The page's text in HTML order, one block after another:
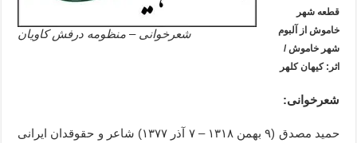
شعرخوانی – منظومه درفش کاویان
قطعه شهر
خاموش از آلبوم
شهر خاموش /
اثر: کیهان کلهر
شعرخوانی:
حمید مصدق (۹ بهمن ۱۳۱۸ – ۷ آذر ۱۳۷۷) شاعر و حقوقدان ایرانی